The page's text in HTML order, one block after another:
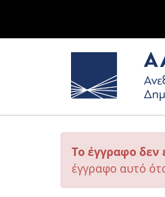
Το έγγραφο δεν
έγγραφο αυτό